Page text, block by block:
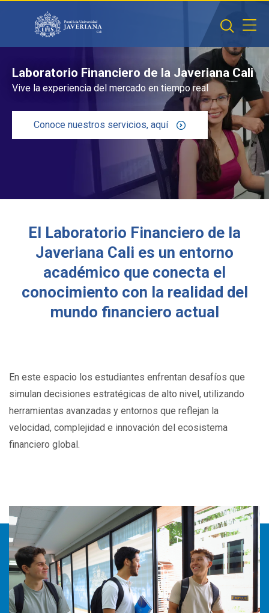
Laboratorio Financiero de la Javeriana Cali
Vive la experiencia del mercado en tiempo real
Conoce nuestros servicios, aquí
El Laboratorio Financiero de la
Javeriana Cali es un entorno
académico que conecta el
conocimiento con la realidad del
mundo financiero actual
En este espacio los estudiantes enfrentan desafíos que
simulan decisiones estratégicas de alto nivel, utilizando
herramientas avanzadas y entornos que reflejan la
velocidad, complejidad e innovación del ecosistema
financiero global.